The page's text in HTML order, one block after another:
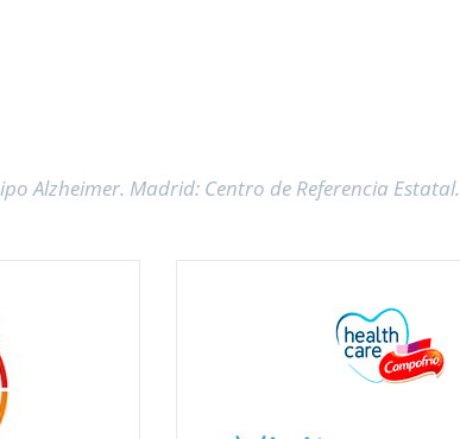
Alzheimer. Madrid: Centro de Referencia Estatal.